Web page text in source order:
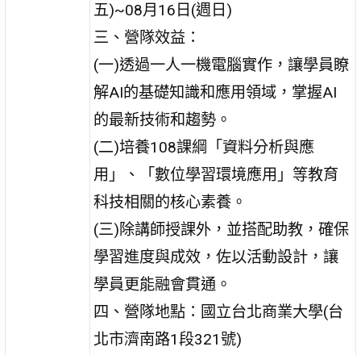
五)~08月16日(週日)
三、營隊效益：
(一)透過一人一機電腦實作，讓學員瞭
解AI的基礎知識和應用領域，掌握AI
的最新技術和趨勢。
(二)培養108課綱「資料分析與應
用」、「數位學習環境應用」等教育
科技相關的核心素養。
(三)除講師授課外，並搭配助教，確保
學習進度與成效，佐以活動設計，讓
學員更能融會貫通。
四、營隊地點：國立台北商業大學(台
北市濟南路1段321號)